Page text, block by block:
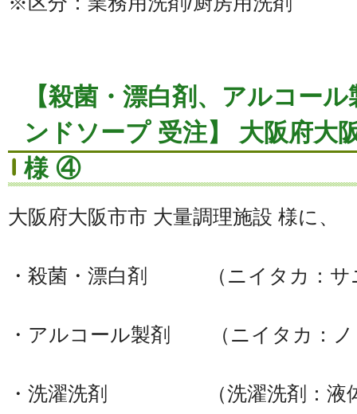
【殺菌・漂白剤、アルコー
ンドソープ 受注】 大阪府大
様 ④
大阪府大阪市市 大量調理施設 様に、
・殺菌・漂白剤 （ニイタカ：サ
・アルコール製剤 （ニイタカ：ノ
・洗濯洗剤 （洗濯洗剤：液体